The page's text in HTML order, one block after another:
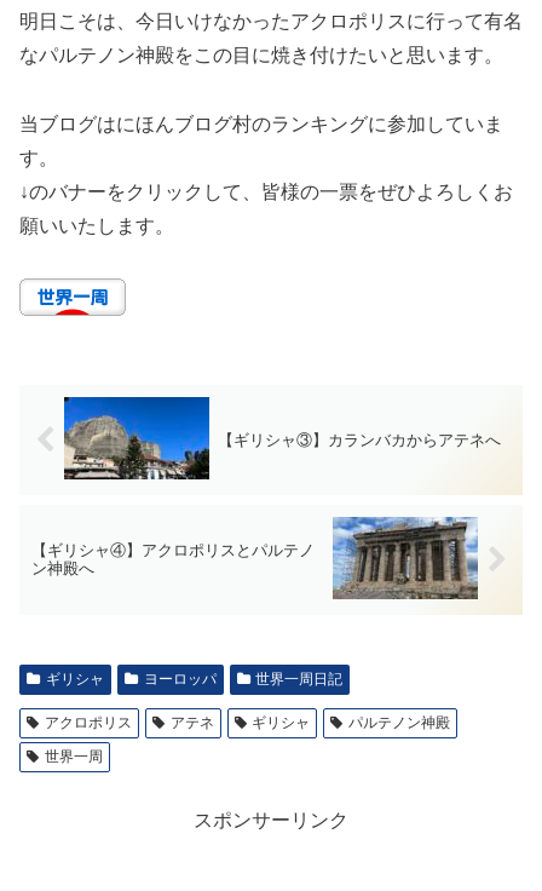
明日こそは、今日いけなかったアクロポリスに行って有名
なパルテノン神殿をこの目に焼き付けたいと思います。
当ブログはにほんブログ村のランキングに参加していま
す。
↓のバナーをクリックして、皆様の一票をぜひよろしくお
願いいたします。
【ギリシャ③】カランバカからアテネへ
【ギリシャ④】アクロポリスとパルテノ
ン神殿へ
ギリシャ ヨーロッパ 世界一周日記
アクロポリス アテネ ギリシャ
パルテノン神殿
世界一周
スポンサーリンク